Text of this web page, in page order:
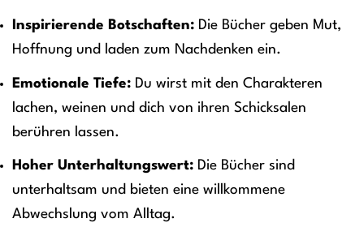
Inspirierende Botschaften: Die Bücher geben Mut,
Hoffnung und laden zum Nachdenken ein.
Emotionale Tiefe: Du wirst mit den Charakteren
lachen, weinen und dich von ihren Schicksalen
berühren lassen.
Hoher Unterhaltungswert: Die Bücher sind
unterhaltsam und bieten eine willkommene
Abwechslung vom Alltag.